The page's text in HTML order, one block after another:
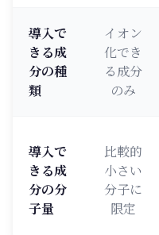
導入で
きる成
分の種
類
イオン
化でき
る成分
のみ
導入で
きる成
分の分
子量
比較的
小さい
分子に
限定